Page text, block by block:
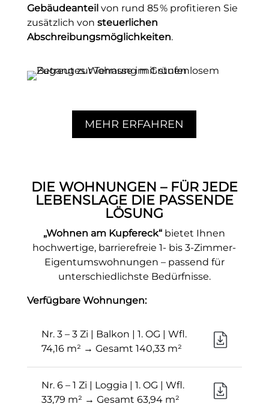
Gebäudeanteilvon rund 85 % proﬁtieren Sie
zusätzlich von steuerlichen
Abschreibungsmöglichkeiten.
MEHR ERFAHREN
DIE WOHNUNGEN – FÜR JEDE
LEBENSLAGE DIE PASSENDE
LÖSUNG
„Wohnen am Kupfereck“ bietet Ihnen
hochwertige, barrierefreie 1- bis 3-Zimmer-
Eigentumswohnungen – passend für
unterschiedlichste Bedürfnisse.
Verfügbare Wohnungen:
Nr. 3 – 3 Zi | Balkon | 1. OG | Wfl.
74,16 m² → Gesamt 140,33 m²
Nr. 6 – 1 Zi | Loggia | 1. OG | Wfl.
33,79 m² → Gesamt 63,94 m²